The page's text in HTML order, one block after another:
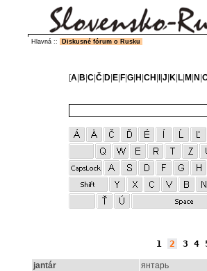
Hlavná :: Diskusné fórum o Rusku
[A| B C| Č| D| E| F| G| H CH J K| L| M N
1 2 3 4
jantár
янтарь